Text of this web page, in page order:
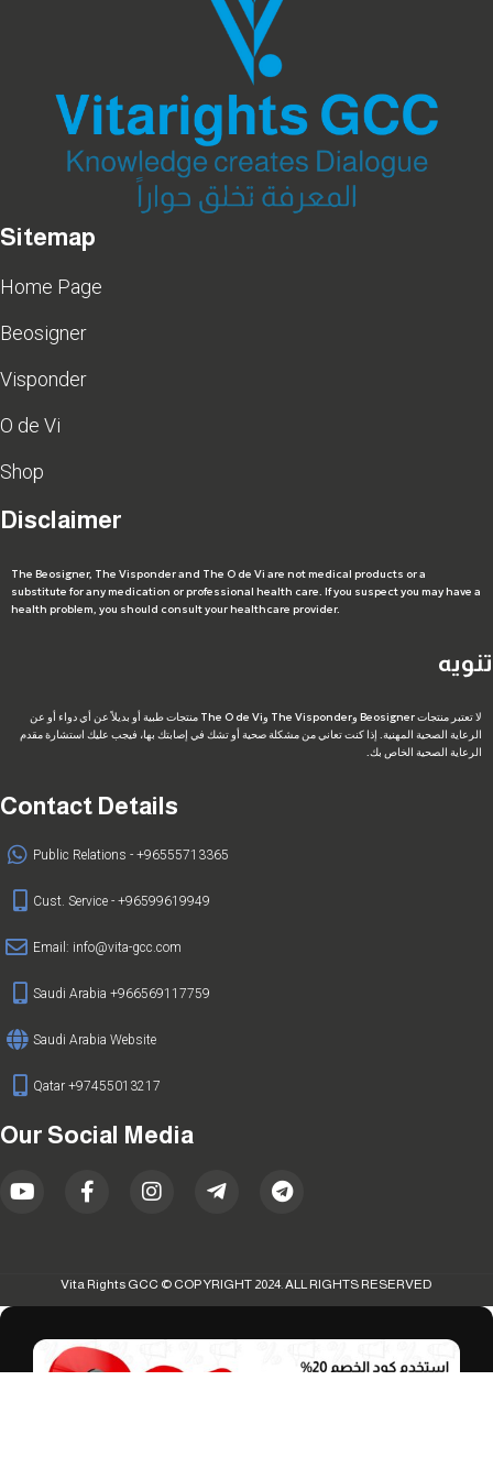
Sitemap
Home Page
Beosigner
Visponder
O de Vi
Shop
Disclaimer
The Beosigner, The Visponder and The O de Vi are not medical products or a
substitute for any medication or professional health care. If you suspect you may have a
health problem, you should consult your healthcare provider.
تنويه
لا تعتبر منتجات Beosigner وThe Visponder وThe O de Vi منتجات طبية أو بديلاً عن أي دواء أو عن
الرعاية الصحية المهنية. إذا كنت تعاني من مشكلة صحية أو تشك في إصابتك بها، فيجب عليك استشارة مقدم
الرعاية الصحية الخاص بك.
Contact Details
Public Relations - +96555713365
Cust. Service - +96599619949
Email: info@vita-gcc.com
Saudi Arabia +966569117759
Saudi Arabia Website
Qatar +97455013217
Our Social Media
Vita Rights GCC © COPYRIGHT 2024. ALL RIGHTS RESERVED